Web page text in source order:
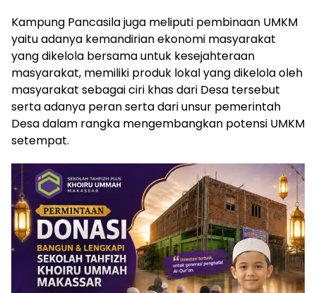
Kampung Pancasila juga meliputi pembinaan UMKM
yaitu adanya kemandirian ekonomi masyarakat
yang dikelola bersama untuk kesejahteraan
masyarakat, memiliki produk lokal yang dikelola oleh
masyarakat sebagai ciri khas dari Desa tersebut
serta adanya peran serta dari unsur pemerintah
Desa dalam rangka mengembangkan potensi UMKM
setempat.